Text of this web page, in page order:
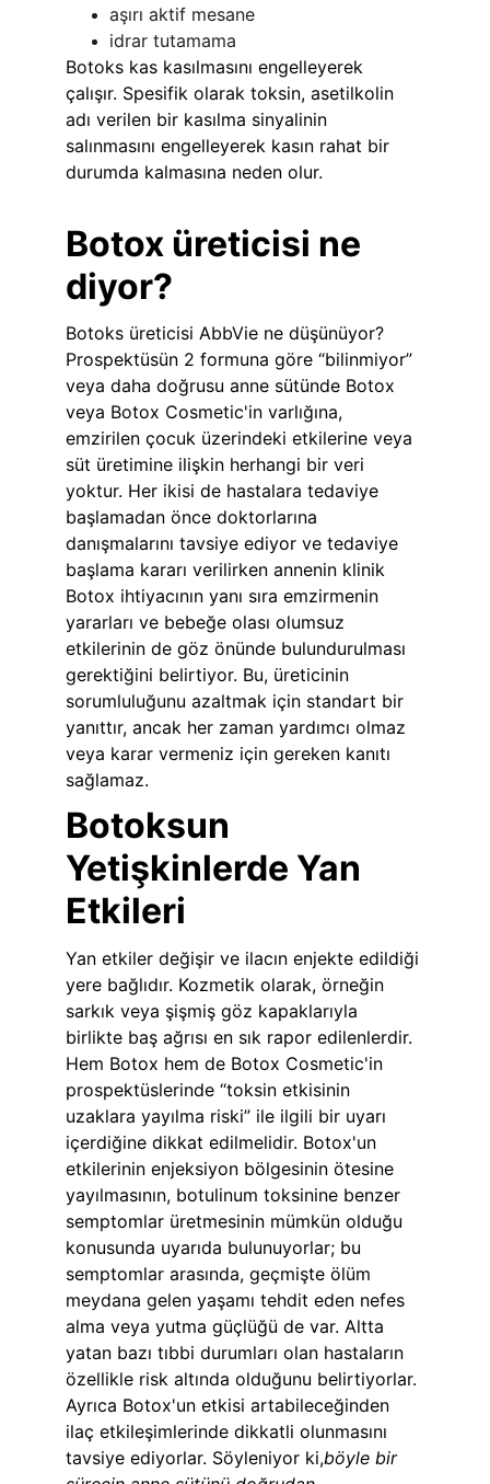
aşırı aktif mesane
idrar tutamama
Botoks kas kasılmasını engelleyerek
çalışır. Spesifik olarak toksin, asetilkolin
adı verilen bir kasılma sinyalinin
salınmasını engelleyerek kasın rahat bir
durumda kalmasına neden olur.
Botox üreticisi ne
diyor?
Botoks üreticisi AbbVie ne düşünüyor?
Prospektüsün 2 formuna göre “bilinmiyor”
veya daha doğrusu anne sütünde Botox
veya Botox Cosmetic'in varlığına,
emzirilen çocuk üzerindeki etkilerine veya
süt üretimine ilişkin herhangi bir veri
yoktur. Her ikisi de hastalara tedaviye
başlamadan önce doktorlarına
danışmalarını tavsiye ediyor ve tedaviye
başlama kararı verilirken annenin klinik
Botox ihtiyacının yanı sıra emzirmenin
yararları ve bebeğe olası olumsuz
etkilerinin de göz önünde bulundurulması
gerektiğini belirtiyor. Bu, üreticinin
sorumluluğunu azaltmak için standart bir
yanıttır, ancak her zaman yardımcı olmaz
veya karar vermeniz için gereken kanıtı
sağlamaz.
Botoksun
Yetişkinlerde Yan
Etkileri
Yan etkiler değişir ve ilacın enjekte edildiği
yere bağlıdır. Kozmetik olarak, örneğin
sarkık veya şişmiş göz kapaklarıyla
birlikte baş ağrısı en sık rapor edilenlerdir.
Hem Botox hem de Botox Cosmetic'in
prospektüslerinde “toksin etkisinin
uzaklara yayılma riski” ile ilgili bir uyarı
içerdiğine dikkat edilmelidir. Botox'un
etkilerinin enjeksiyon bölgesinin ötesine
yayılmasının, botulinum toksinine benzer
semptomlar üretmesinin mümkün olduğu
konusunda uyarıda bulunuyorlar; bu
semptomlar arasında, geçmişte ölüm
meydana gelen yaşamı tehdit eden nefes
alma veya yutma güçlüğü de var. Altta
yatan bazı tıbbi durumları olan hastaların
özellikle risk altında olduğunu belirtiyorlar.
Ayrıca Botox'un etkisi artabileceğinden
ilaç etkileşimlerinde dikkatli olunmasını
tavsiye ediyorlar. Söyleniyor ki,böyle bir